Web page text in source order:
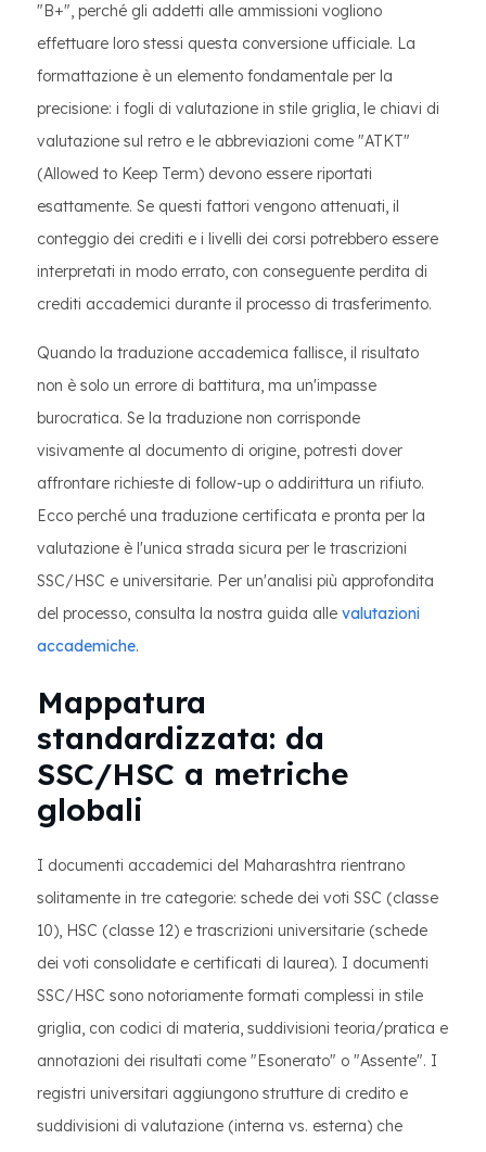
"B+", perché gli addetti alle ammissioni vogliono
effettuare loro stessi questa conversione ufficiale. La
formattazione è un elemento fondamentale per la
precisione: i fogli di valutazione in stile griglia, le chiavi di
valutazione sul retro e le abbreviazioni come "ATKT"
(Allowed to Keep Term) devono essere riportati
esattamente. Se questi fattori vengono attenuati, il
conteggio dei crediti e i livelli dei corsi potrebbero essere
interpretati in modo errato, con conseguente perdita di
crediti accademici durante il processo di trasferimento.
Quando la traduzione accademica fallisce, il risultato
non è solo un errore di battitura, ma un'impasse
burocratica. Se la traduzione non corrisponde
visivamente al documento di origine, potresti dover
affrontare richieste di follow-up o addirittura un rifiuto.
Ecco perché una traduzione certificata e pronta per la
valutazione è l'unica strada sicura per le trascrizioni
SSC/HSC e universitarie. Per un'analisi più approfondita
del processo, consulta la nostra guida alle valutazioni
accademiche.
Mappatura
standardizzata: da
SSC/HSC a metriche
globali
I documenti accademici del Maharashtra rientrano
solitamente in tre categorie: schede dei voti SSC (classe
10), HSC (classe 12) e trascrizioni universitarie (schede
dei voti consolidate e certificati di laurea). I documenti
SSC/HSC sono notoriamente formati complessi in stile
griglia, con codici di materia, suddivisioni teoria/pratica e
annotazioni dei risultati come "Esonerato" o "Assente". I
registri universitari aggiungono strutture di credito e
suddivisioni di valutazione (interna vs. esterna) che